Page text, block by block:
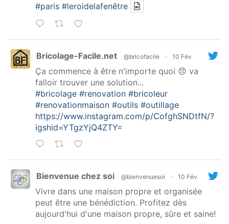
#paris #leroidelafenêtre
Bricolage-Facile.net @bricofacile · 10 Fév
Ça commence à être n'importe quoi 😞 va
falloir trouver une solution...
#bricolage #renovation #bricoleur
#renovationmaison #outils #outillage
https://www.instagram.com/p/CofghSNDtfN/?
igshid=YTgzYjQ4ZTY=
Bienvenue chez soi @bienvenuesoi · 10 Fév
Vivre dans une maison propre et organisée
peut être une bénédiction. Profitez dès
aujourd'hui d'une maison propre, sûre et saine!